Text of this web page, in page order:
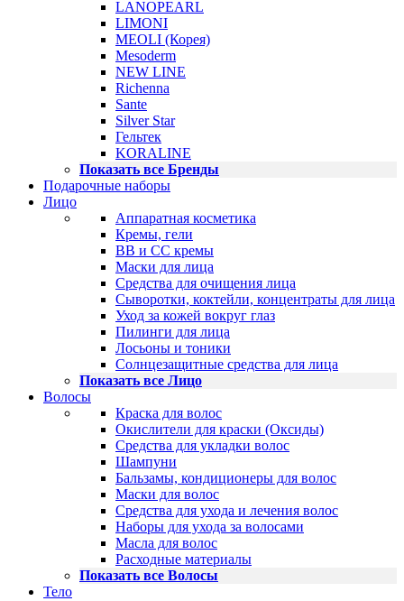
LANOPEARL
LIMONI
MEOLI (Корея)
Mesoderm
NEW LINE
Richenna
Sante
Silver Star
Гельтек
KORALINE
Показать все Бренды
Подарочные наборы
Лицо
Аппаратная косметика
Кремы, гели
BB и CC кремы
Маски для лица
Средства для очищения лица
Сыворотки, коктейли, концентраты для лица
Уход за кожей вокруг глаз
Пилинги для лица
Лосьоны и тоники
Солнцезащитные средства для лица
Показать все Лицо
Волосы
Краска для волос
Окислители для краски (Оксиды)
Средства для укладки волос
Шампуни
Бальзамы, кондиционеры для волос
Маски для волос
Средства для ухода и лечения волос
Наборы для ухода за волосами
Масла для волос
Расходные материалы
Показать все Волосы
Тело